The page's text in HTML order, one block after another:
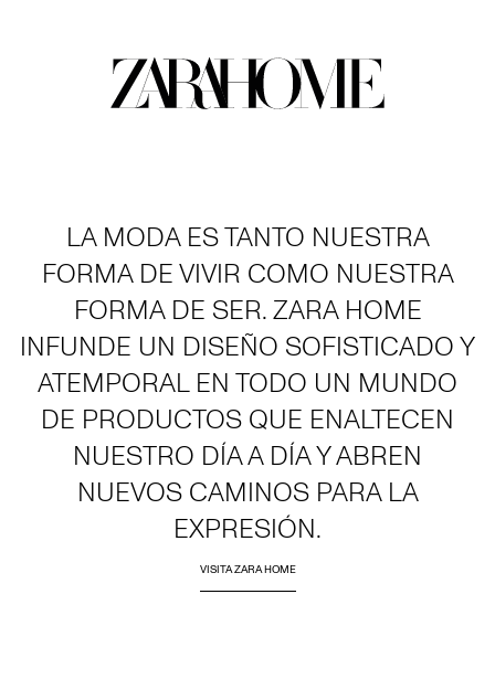
LA MODA ES TANTO NUESTRA
FORMA DE VIVIR COMO NUESTRA
FORMA DE SER. ZARA HOME
INFUNDE UN DISEÑO SOFISTICADO Y
ATEMPORAL EN TODO UN MUNDO
DE PRODUCTOS QUE ENALTECEN
NUESTRO DÍA A DÍA Y ABREN
NUEVOS CAMINOS PARA LA
EXPRESIÓN.
VISITA ZARA HOME